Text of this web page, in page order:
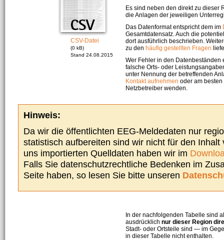
CSV-Datei
(0 kB)
Stand 24.08.2015
Es sind neben den direkt zu dieser
die Anlagen der jeweiligen
Das Datenformat entspricht dem im
Gesamtdatensatz. Auch die
dort ausführlich beschrieben.
zu den häufig gestellten Fragen
Wer Fehler in den Datenbeständen
falsche Orts- oder
unter Nennung der betreffenden
Kontakt aufnehmen oder am
Netzbetreiber wenden.
Hinweis:
Da wir die öffentlichten EEG-Meldedaten nur
statistisch aufbereiten sind wir nicht für den Inhalt
uns importierten Quelldaten haben wir im
Falls Sie datenschutzrechtliche Bedenken im
Seite haben, so lesen Sie bitte unseren
In der nachfolgenden Tabelle sind
ausdrücklich nur dieser Region
Stadt- oder Ortsteile sind — im
in dieser Tabelle nicht enthalten.